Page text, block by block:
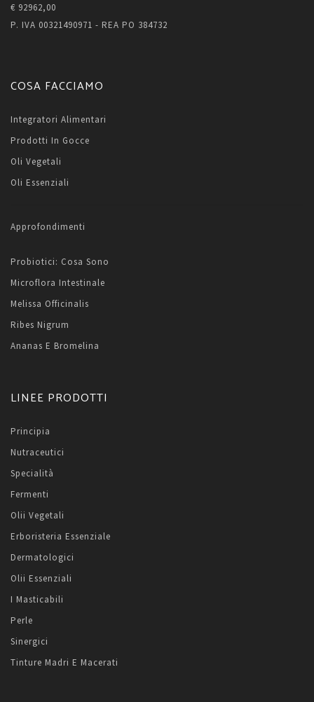
€ 92962,00
P. IVA 00321490971 - REA PO 384732
COSA FACCIAMO
Integratori Alimentari
Prodotti In Gocce
Oli Vegetali
Oli Essenziali
Approfondimenti
Probiotici: Cosa Sono
Microflora Intestinale
Melissa Officinalis
Ribes Nigrum
Ananas E Bromelina
LINEE PRODOTTI
Principia
Nutraceutici
Specialità
Fermenti
Olii Vegetali
Erboristeria Essenziale
Dermatologici
Olii Essenziali
I Masticabili
Perle
Sinergici
Tinture Madri E Macerati